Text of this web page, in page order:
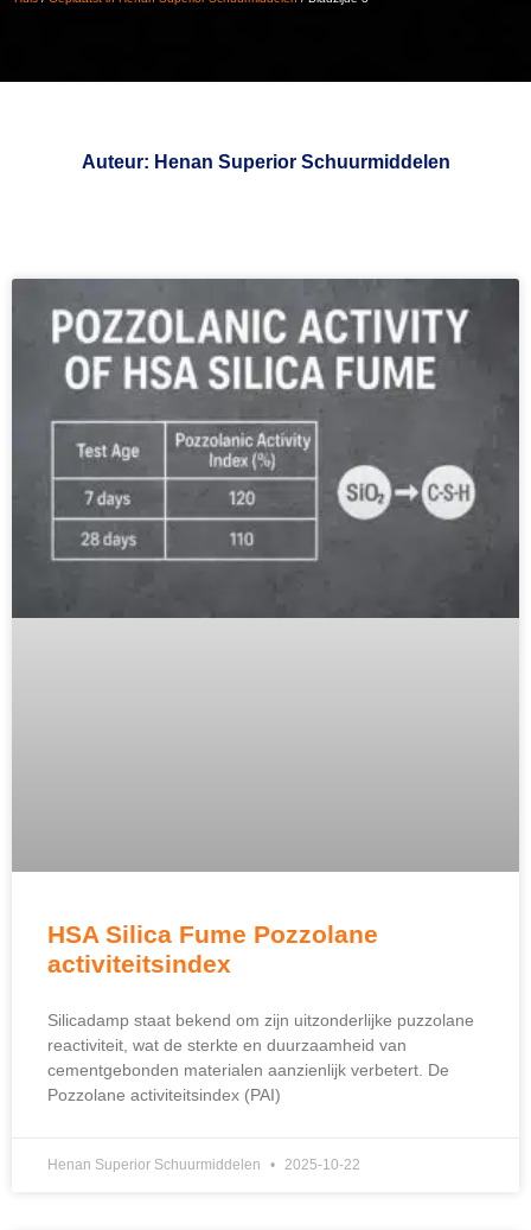
Auteur: Henan Superior Schuurmiddelen
HSA Silica Fume Pozzolane
activiteitsindex
Silicadamp staat bekend om zijn uitzonderlijke puzzolane
reactiviteit, wat de sterkte en duurzaamheid van
cementgebonden materialen aanzienlijk verbetert. De
Pozzolane activiteitsindex (PAI)
Henan Superior Schuurmiddelen 2025-10-22